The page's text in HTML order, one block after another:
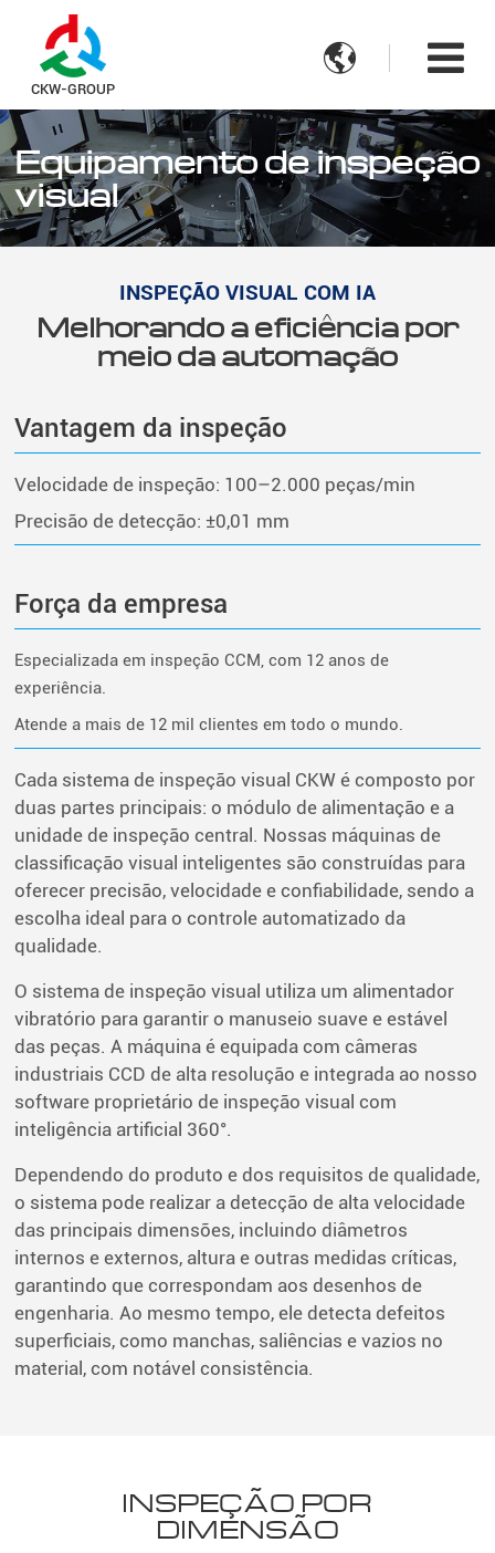
CKW-GROUP

Equipamento de inspeção
visual
INSPEÇÃO VISUAL COM IA
Melhorando a eficiência por
meio da automação
Vantagem da inspeção
Velocidade de inspeção: 100–2.000 peças/min
Precisão de detecção: ±0,01 mm
Força da empresa
Especializada em inspeção CCM, com 12 anos de
experiência.
Atende a mais de 12 mil clientes em todo o mundo.
Cada sistema de inspeção visual CKW é composto por
duas partes principais: o módulo de alimentação e a
unidade de inspeção central. Nossas máquinas de
classificação visual inteligentes são construídas para
oferecer precisão, velocidade e confiabilidade, sendo a
escolha ideal para o controle automatizado da
qualidade.
O sistema de inspeção visual utiliza um alimentador
vibratório para garantir o manuseio suave e estável
das peças. A máquina é equipada com câmeras
industriais CCD de alta resolução e integrada ao nosso
software proprietário de inspeção visual com
inteligência artificial 360°.
Dependendo do produto e dos requisitos de qualidade,
o sistema pode realizar a detecção de alta velocidade
das principais dimensões, incluindo diâmetros
internos e externos, altura e outras medidas críticas,
garantindo que correspondam aos desenhos de
engenharia. Ao mesmo tempo, ele detecta defeitos
superficiais, como manchas, saliências e vazios no
material, com notável consistência.
INSPEÇÃO POR
DIMENSÃO